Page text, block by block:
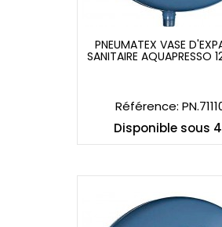
PNEUMATEX VASE
SANITAIRE AQUAPRESSO
Référence:
Disponible sous